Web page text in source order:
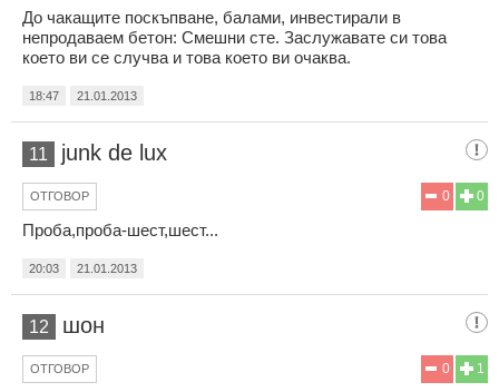
До чакащите поскъпване, балами, инвестирали в
непродаваем бетон: Смешни сте. Заслужавате си това
което ви се случва и това което ви очаква.
18:47 21.01.2013
11 junk de lux
0
0
ОТГОВОР
Проба,проба-шест,шест...
20:03 21.01.2013
12 шон
1
0
ОТГОВОР